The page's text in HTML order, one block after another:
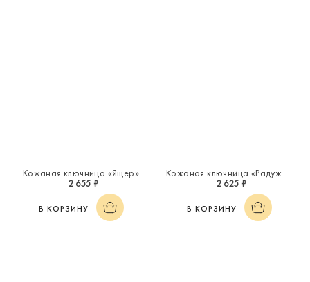
Кожаная ключница «Ящер»
2 655 ₽
В КОРЗИНУ
Кожаная ключница «Радужное настроение»
2 625 ₽
В КОРЗИНУ